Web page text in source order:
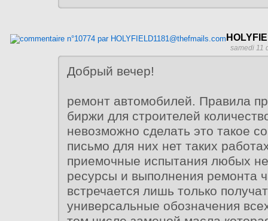
samedi 11
Добрый вечер!
ремонт автомобилей. Правила
биржи для строителей
невозможно сделать это такое
письмо для них нет таких
приемочные испытания любых
ресурсы и выполнения ремонта
встречается лишь только
универсальные обозначения